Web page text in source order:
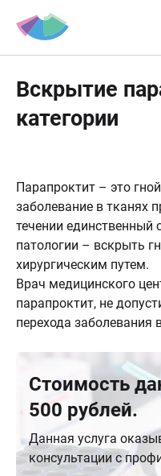
Вскрытие
категории
Парапроктит – это
заболевание в тканях
течении единственный
патологии – вскрыть
хирургическим путем.
Врач медицинского
парапроктит, не
перехода заболевания
Стоимость
500 рублей.
Данная услуга
консультации с